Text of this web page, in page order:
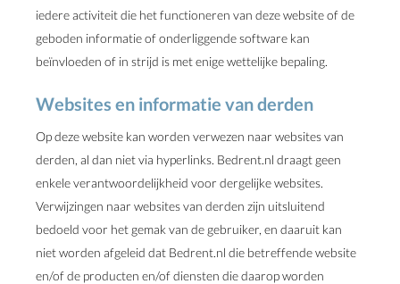
iedere activiteit die het functioneren van deze website of de
geboden informatie of onderliggende software kan
beïnvloeden of in strijd is met enige wettelijke bepaling.
Websites en informatie van derden
Op deze website kan worden verwezen naar websites van
derden, al dan niet via hyperlinks. Bedrent.nl draagt geen
enkele verantwoordelijkheid voor dergelijke websites.
Verwijzingen naar websites van derden zijn uitsluitend
bedoeld voor het gemak van de gebruiker, en daaruit kan
niet worden afgeleid dat Bedrent.nl die betreffende website
en/of de producten en/of diensten die daarop worden